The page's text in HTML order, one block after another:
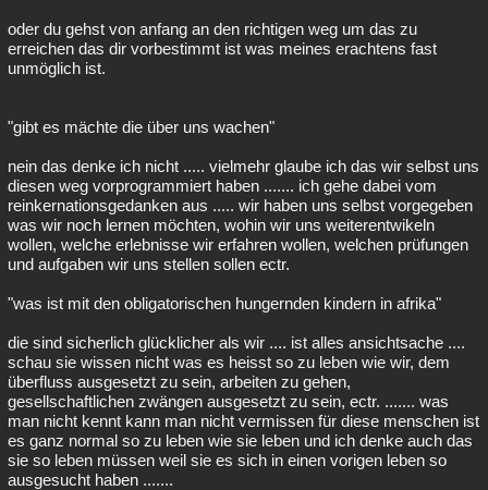
oder du gehst von anfang an den richtigen weg um das zu
erreichen das dir vorbestimmt ist was meines erachtens fast
unmöglich ist.
"gibt es mächte die über uns wachen"
nein das denke ich nicht ..... vielmehr glaube ich das wir selbst uns
diesen weg vorprogrammiert haben ....... ich gehe dabei vom
reinkernationsgedanken aus ..... wir haben uns selbst vorgegeben
was wir noch lernen möchten, wohin wir uns weiterentwikeln
wollen, welche erlebnisse wir erfahren wollen, welchen prüfungen
und aufgaben wir uns stellen sollen ectr.
"was ist mit den obligatorischen hungernden kindern in afrika"
die sind sicherlich glücklicher als wir .... ist alles ansichtsache ....
schau sie wissen nicht was es heisst so zu leben wie wir, dem
überfluss ausgesetzt zu sein, arbeiten zu gehen,
gesellschaftlichen zwängen ausgesetzt zu sein, ectr. ....... was
man nicht kennt kann man nicht vermissen für diese menschen ist
es ganz normal so zu leben wie sie leben und ich denke auch das
sie so leben müssen weil sie es sich in einen vorigen leben so
ausgesucht haben .......